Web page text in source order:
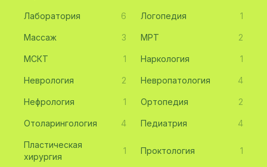
Лаборатория 6 Логопедия 1
Массаж 3 МРТ 2
МСКТ 1 Наркология 1
Неврология 2 Невропатология 4
Нефрология 1 Ортопедия 2
Отоларингология 4 Педиатрия 4
Пластическая
хирургия
1 Проктология 1